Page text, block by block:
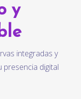
y
integradas y
presencia digital